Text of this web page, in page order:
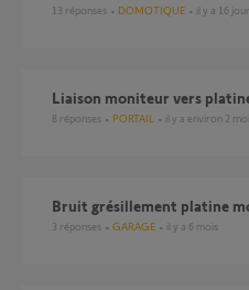
13 réponses DOMOTIQUE il y a 16
liaison moniteur vers
8 réponses PORTAIL il y a environ 2
Bruit grésillement platine
3 réponses GARAGE il y a 6 mois